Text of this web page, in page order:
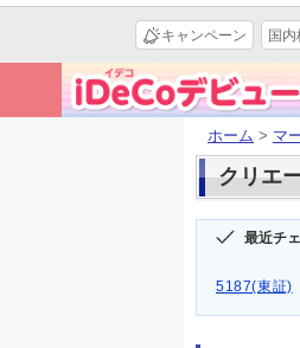
キャンペーン 国内
ホーム > マ
クリエ
最近チ
5187(東証)